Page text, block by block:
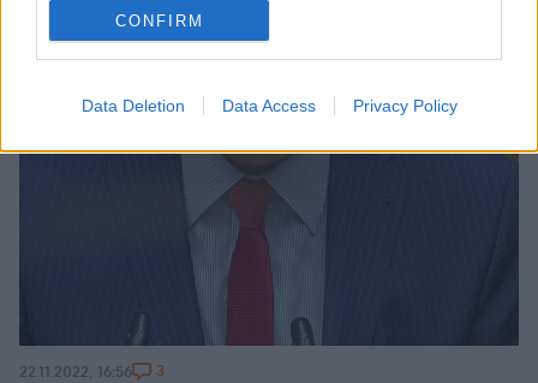
CONFIRM
Data Deletion Data Access Privacy Policy
22.11.2022, 16:56 3